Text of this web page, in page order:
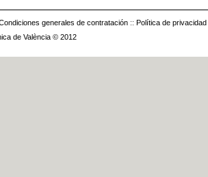
generales de contratación :: Política de privacidad
de València © 2012